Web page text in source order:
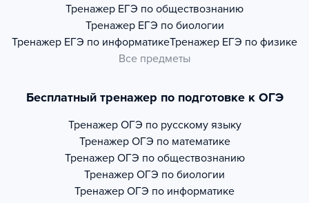
Тренажер ЕГЭ по обществознанию
Тренажер ЕГЭ по биологии
Тренажер ЕГЭ по информатикеТренажер ЕГЭ по физике
Все предметы
Бесплатный тренажер по подготовке к ОГЭ
Тренажер ОГЭ по русскому языку
Тренажер ОГЭ по математике
Тренажер ОГЭ по обществознанию
Тренажер ОГЭ по биологии
Тренажер ОГЭ по информатике